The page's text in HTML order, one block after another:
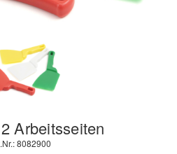
Arbeitsseiten
8082900